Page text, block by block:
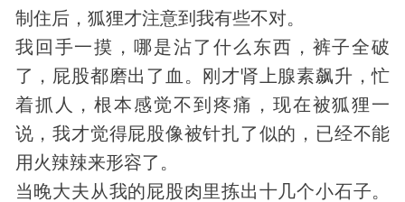
制住后，狐狸才注意到我有些不对。
我回手一摸，哪是沾了什么东西，裤子全破
了，屁股都磨出了血。刚才肾上腺素飙升，忙
着抓人，根本感觉不到疼痛，现在被狐狸一
说，我才觉得屁股像被针扎了似的，已经不能
用火辣辣来形容了。
当晚大夫从我的屁股肉里拣出十几个小石子。